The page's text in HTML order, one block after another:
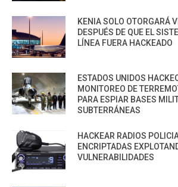
KENIA SOLO OTORGARÁ
DESPUÉS DE QUE EL
LÍNEA FUERA HACKEADO
ESTADOS UNIDOS
MONITOREO DE
PARA ESPIAR BASES
SUBTERRÁNEAS
HACKEAR RADIOS
ENCRIPTADAS
VULNERABILIDADES